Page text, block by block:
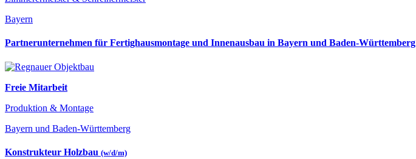
Bayern
Partnerunternehmen für Fertighausmontage und Innenausbau in Bayern und Baden-Württemberg
Freie Mitarbeit
Produktion & Montage
Bayern und Baden-Württemberg
Konstrukteur Holzbau (w/d/m)